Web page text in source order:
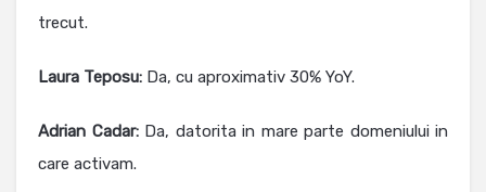
trecut.
Laura Teposu: Da, cu aproximativ 30% YoY.
Adrian Cadar:Da, datorita in mare parte domeniului in
care activam.